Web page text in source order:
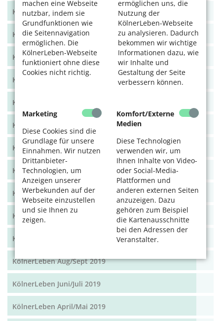
machen eine Webseite
nutzbar, indem sie
Grundfunktionen wie
die Seitennavigation
ermöglichen. Die
KölnerLeben-Webseite
funktioniert ohne diese
Cookies nicht richtig.
ermöglichen uns, die
Nutzung der
KölnerLeben-Webseite
zu analysieren. Dadurch
bekommen wir wichtige
Informationen dazu, wie
wir Inhalte und
Gestaltung der Seite
verbessern können.
Marketing
Diese Cookies sind die
Grundlage für unsere
Einnahmen. Wir nutzen
Drittanbieter-
Technologien, um
Anzeigen unserer
Werbekunden auf der
Webseite einzustellen
und sie Ihnen zu
zeigen.
Komfort/Externe
Medien
Diese Technologien
verwenden wir, um
Ihnen Inhalte von Video-
oder Social-Media-
Plattformen und
anderen externen Seiten
anzuzeigen. Dazu
gehören zum Beispiel
die Kartenausschnitte
bei den Adressen der
Veranstalter.
KölnerLeben Juni/Juli 2021
KölnerLeben April/Mai 2021
KölnerLeben Feb/März 2021
KölnerLeben Dez 20/Jan 21
KölnerLeben Okt/Nov 2020
KölnerLeben Aug/Sept 2020
KölnerLeben Juni/Juli 2020
KölnerLeben April/Mai 2020
KölnerLeben Feb/März 2020
KölnerLeben Dez 19/Jan 20
KölnerLeben Okt/Nov 19
KölnerLeben Aug/Sept 2019
KölnerLeben Juni/Juli 2019
KölnerLeben April/Mai 2019